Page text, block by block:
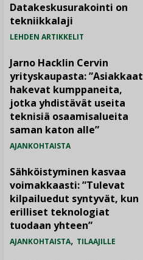
Datakeskusurakointi on
tekniikkalaji
LEHDEN ARTIKKELIT
Jarno Hacklin Cervin
yrityskaupasta: ”Asiakkaat
hakevat kumppaneita,
jotka yhdistävät useita
teknisiä osaamisalueita
saman katon alle”
AJANKOHTAISTA
Sähköistyminen kasvaa
voimakkaasti: ”Tulevat
kilpailuedut syntyvät, kun
erilliset teknologiat
tuodaan yhteen”
AJANKOHTAISTA, TILAAJILLE